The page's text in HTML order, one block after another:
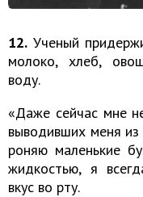
12. Ученый
молоко, хлеб,
воду.
«Даже сейчас мне
выводивших меня из
роняю маленькие
жидкостью, я
вкус во рту.